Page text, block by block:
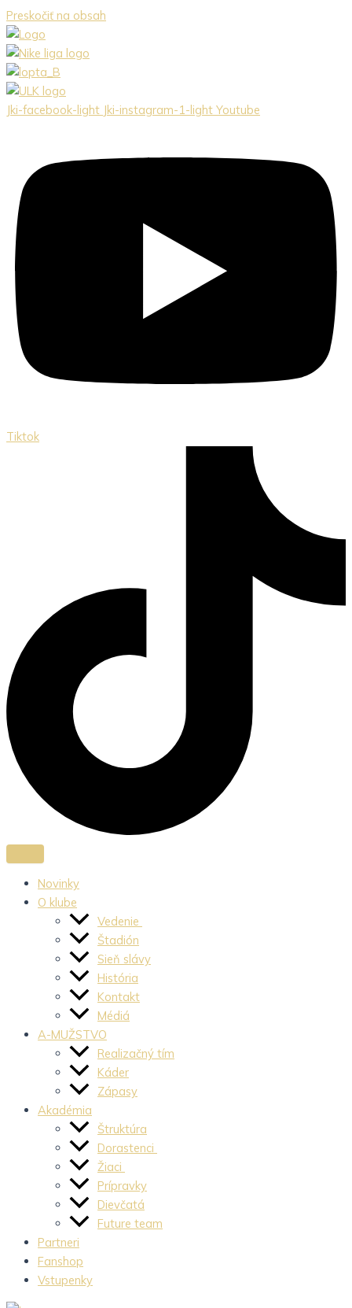
Preskočiť na obsah
Jki-facebook-light Jki-instagram-1-light Youtube
Tiktok
Novinky
O klube
Vedenie
Štadión
Sieň slávy
História
Kontakt
Médiá
A-MUŽSTVO
Realizačný tím
Káder
Zápasy
Akadémia
Štruktúra
Dorastenci
Žiaci
Prípravky
Dievčatá
Future team
Partneri
Fanshop
Vstupenky